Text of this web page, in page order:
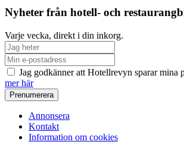
Nyheter från hotell- och
Varje vecka, direkt i din inkorg.
Jag godkänner att Hotellrevyn sparar mina
mer här
Annonsera
Kontakt
Information om cookies